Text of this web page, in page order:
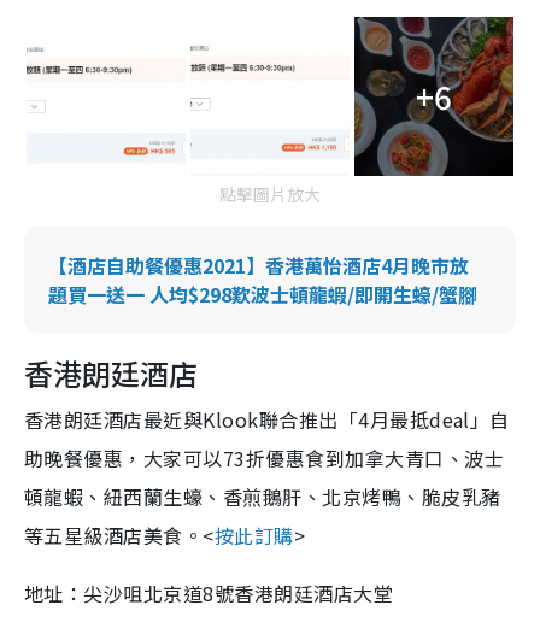
+6
點擊圖片放大
【酒店自助餐優惠2021】香港萬怡酒店4月晚市放
題買一送一 人均$298歎波士頓龍蝦/即開生蠔/蟹腳
香港朗廷酒店
香港朗廷酒店最近與Klook聯合推出「4月最抵deal」自
助晚餐優惠，大家可以73折優惠食到加拿大青口、波士
頓龍蝦、紐西蘭生蠔、香煎鵝肝、北京烤鴨、脆皮乳豬
等五星級酒店美食。<按此訂購>
地址：尖沙咀北京道8號香港朗廷酒店大堂